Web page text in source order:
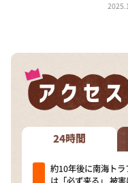
（news おかえり）
DAIGOも台所 ～き
本日はダイアンな
朝だ！生です旅サラ
教えて！ニュース
24時間
約10年後に南海トラ